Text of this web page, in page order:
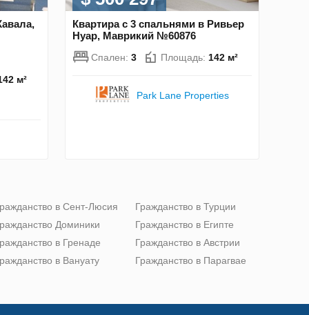
м²
Квартира с 3 спальнями в Ривьер
Нуар, Маврикий №60876
Спален: 3 Площадь: 142 м²
Park Lane Properties
в Сент-Люсия
Доминики
в Гренаде
в Вануату
Гражданство в Турции
Гражданство в Египте
Гражданство в Австрии
Гражданство в Парагвае